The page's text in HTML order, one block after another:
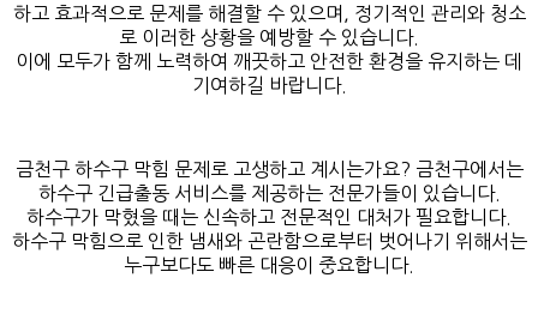
하고 효과적으로 문제를 해결할 수 있으며, 정기적인 관리와 청소
로 이러한 상황을 예방할 수 있습니다.
이에 모두가 함께 노력하여 깨끗하고 안전한 환경을 유지하는 데
기여하길 바랍니다.
금천구 하수구 막힘 문제로 고생하고 계시는가요? 금천구에서는
하수구 긴급출동 서비스를 제공하는 전문가들이 있습니다.
하수구가 막혔을 때는 신속하고 전문적인 대처가 필요합니다.
하수구 막힘으로 인한 냄새와 곤란함으로부터 벗어나기 위해서는
누구보다도 빠른 대응이 중요합니다.